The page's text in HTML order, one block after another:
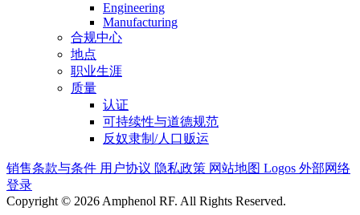
Engineering
Manufacturing
合规中心
地点
职业生涯
质量
认证
可持续性与道德规范
反奴隶制/人口贩运
销售条款与条件 用户协议 隐私政策 网站地图 Logos 外部网络
登录
Copyright © 2026 Amphenol RF. All Rights Reserved.